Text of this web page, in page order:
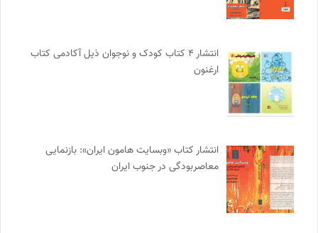
انتشار ۴ کتاب کودک و نوجوان ذیل آکادمی کتاب
ارغنون
انتشار کتاب «وبسایت هامون ایران»: بازنمایی
معاصربودگی در جنوب ایران